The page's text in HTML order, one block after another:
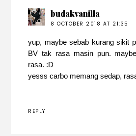
budakvanilla
8 OCTOBER 2018 AT 21:35
yup, maybe sebab kurang sikit
BV tak rasa masin pun.
rasa. :D
yesss carbo memang sedap,
REPLY